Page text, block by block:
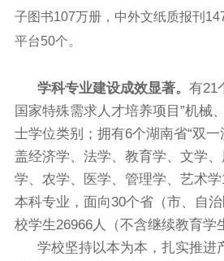
子图书107万册，中外文纸质报刊
平台50个。
学科专业建设成效显著。 有21
国家特殊需求人才培养项目 ”机械
士学位类别；拥有6个湖南省“双一
盖经济学、法学、教育学、文学
学、农学、医学、管理学、艺术学
本科专业，面向30个省（市、自
校学生26966人（不含继续教育学
学校坚持以本为本，扎实推进